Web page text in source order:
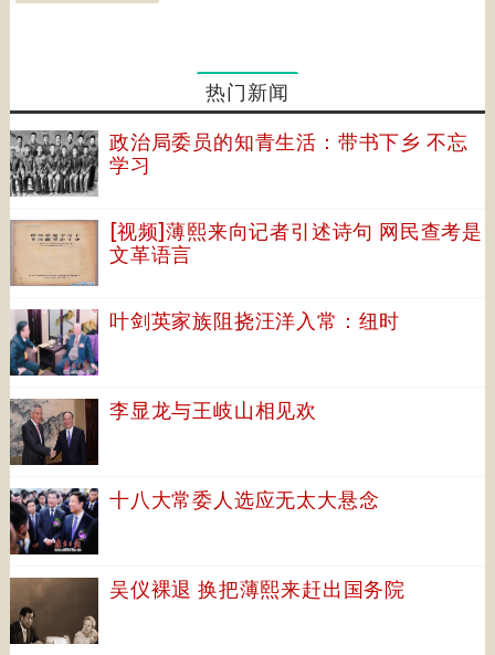
热门新闻
政治局委员的知青生活：带书下乡 不忘
学习
[视频]薄熙来向记者引述诗句 网民查考是
文革语言
叶剑英家族阻挠汪洋入常：纽时
李显龙与王岐山相见欢
十八大常委人选应无太大悬念
吴仪裸退 换把薄熙来赶出国务院